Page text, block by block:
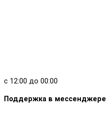
с 12:00 до 00:00
Поддержка в мессенджере